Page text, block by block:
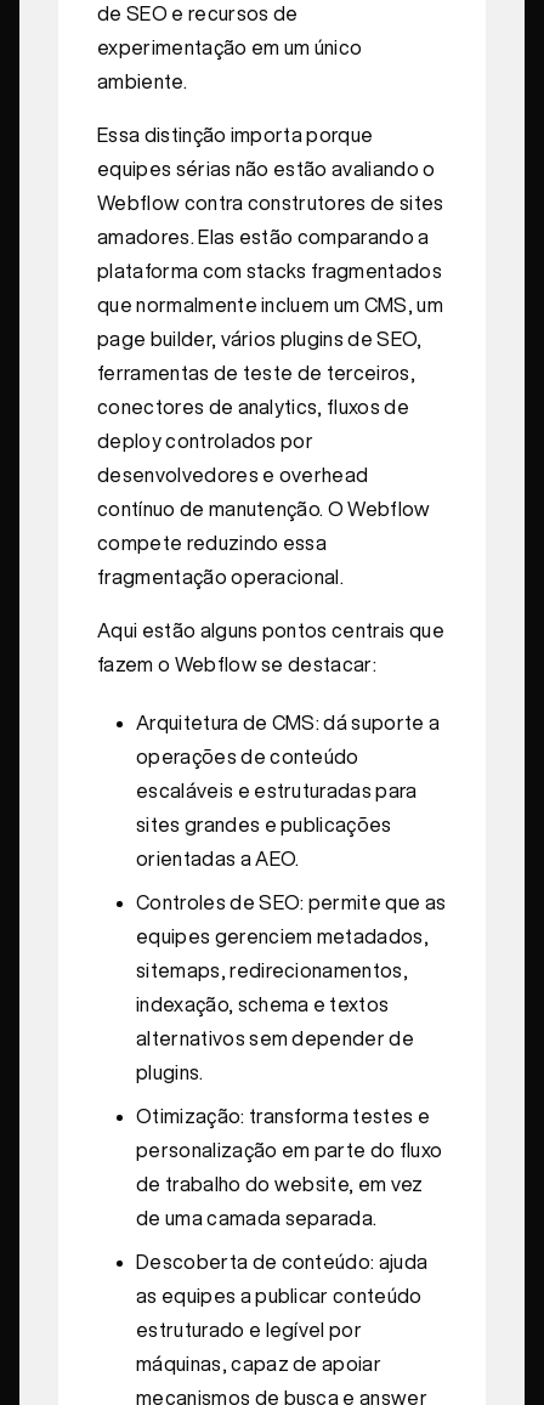
de SEO e recursos de
experimentação em um único
ambiente.
Essa distinção importa porque
equipes sérias não estão avaliando o
Webflow contra construtores de sites
amadores. Elas estão comparando a
plataforma com stacks fragmentados
que normalmente incluem um CMS, um
page builder, vários plugins de SEO,
ferramentas de teste de terceiros,
conectores de analytics, fluxos de
deploy controlados por
desenvolvedores e overhead
contínuo de manutenção. O Webflow
compete reduzindo essa
fragmentação operacional.
Aqui estão alguns pontos centrais que
fazem o Webflow se destacar:
Arquitetura de CMS: dá suporte a
operações de conteúdo
escaláveis e estruturadas para
sites grandes e publicações
orientadas a AEO.
Controles de SEO: permite que as
equipes gerenciem metadados,
sitemaps, redirecionamentos,
indexação, schema e textos
alternativos sem depender de
plugins.
Otimização: transforma testes e
personalização em parte do fluxo
de trabalho do website, em vez
de uma camada separada.
Descoberta de conteúdo: ajuda
as equipes a publicar conteúdo
estruturado e legível por
máquinas, capaz de apoiar
mecanismos de busca e answer